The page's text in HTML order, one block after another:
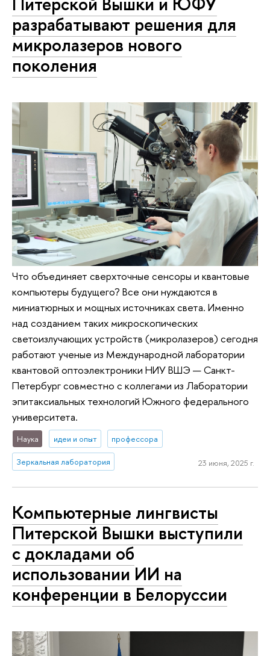
разрабатывают решения для
микролазеров нового
поколения
Что объединяет сверхточные сенсоры и квантовые
компьютеры будущего? Все они нуждаются в
миниатюрных и мощных источниках света. Именно
над созданием таких микроскопических
светоизлучающих устройств (микролазеров) сегодня
работают ученые из Международной лаборатории
квантовой оптоэлектроники НИУ ВШЭ — Санкт-
Петербург совместно с коллегами из Лаборатории
эпитаксиальных технологий Южного федерального
университета.
Наука идеи и опыт профессора
Зеркальная лаборатория 23 июня, 2025 г.
Компьютерные лингвисты
Питерской Вышки выступили
с докладами об
использовании ИИ на
конференции в Белоруссии